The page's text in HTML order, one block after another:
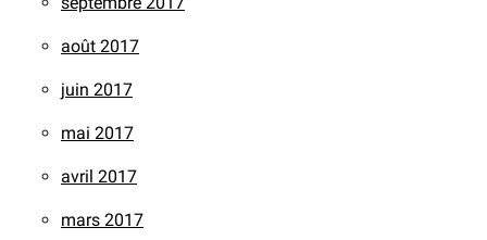
août 2017
juin 2017
mai 2017
avril 2017
mars 2017